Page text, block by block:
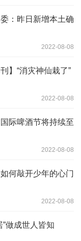
：昨日新增本土确
2022-08-08
】“消灾神仙栽了”
2022-08-08
际啤酒节将持续至
2022-08-08
何敲开少年的心门
2022-08-08
做成世人皆知